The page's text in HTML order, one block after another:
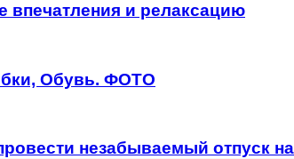
впечатления и релаксацию
Обувь. ФОТО
незабываемый отпуск